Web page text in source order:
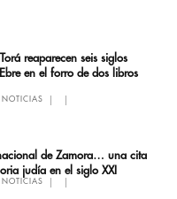
reaparecen seis siglos
en el forro de dos libros
NOTICIAS
de Zamora… una cita
judía en el siglo XXI
NOTICIAS